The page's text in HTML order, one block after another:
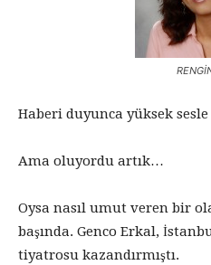
Haberi duyunca yüksek sesle
Ama oluyordu artık…
Oysa nasıl umut veren bir
başında. Genco Erkal,
tiyatrosu kazandırmıştı.